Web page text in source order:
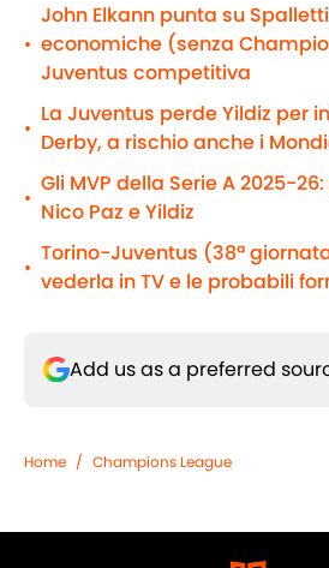
•
John Elkann punta su
economiche (senza
Juventus competitiva
•
La Juventus perde Yildiz per
Derby, a rischio anche i
•
Gli MVP della Serie A 2025-
Nico Paz e Yildiz
•
Torino-Juventus (38ª
vederla in TV e le probabili
Add us as a preferred
Home / Champions League